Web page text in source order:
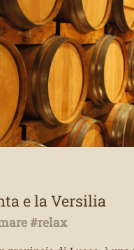
e la Versilia
#relax